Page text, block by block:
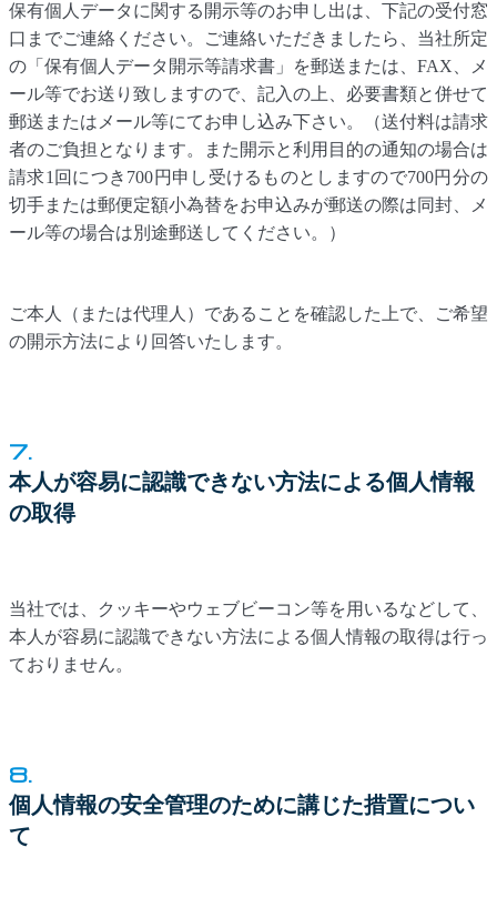
保有個人データに関する開示等のお申し出は、下記の受付窓
口までご連絡ください。ご連絡いただきましたら、当社所定
の「保有個人データ開示等請求書」を郵送または、FAX、メ
ール等でお送り致しますので、記入の上、必要書類と併せて
郵送またはメール等にてお申し込み下さい。（送付料は請求
者のご負担となります。また開示と利用目的の通知の場合は
請求1回につき700円申し受けるものとしますので700円分の
切手または郵便定額小為替をお申込みが郵送の際は同封、メ
ール等の場合は別途郵送してください。）
ご本人（または代理人）であることを確認した上で、ご希望
の開示方法により回答いたします。
7.
本人が容易に認識できない方法による個人情報
の取得
当社では、クッキーやウェブビーコン等を用いるなどして、
本人が容易に認識できない方法による個人情報の取得は行っ
ておりません。
8.
個人情報の安全管理のために講じた措置につい
て